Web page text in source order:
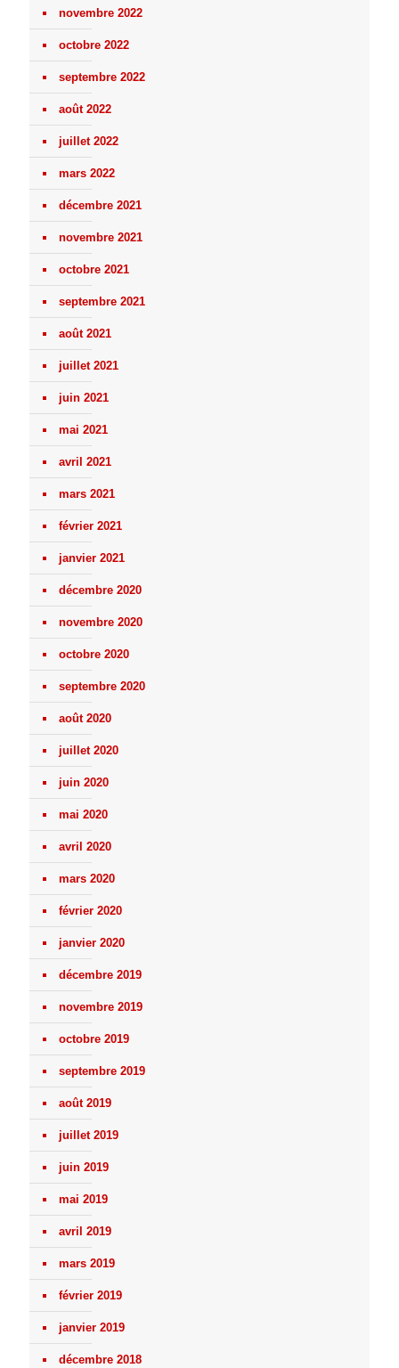
novembre 2022
octobre 2022
septembre 2022
août 2022
juillet 2022
mars 2022
décembre 2021
novembre 2021
octobre 2021
septembre 2021
août 2021
juillet 2021
juin 2021
mai 2021
avril 2021
mars 2021
février 2021
janvier 2021
décembre 2020
novembre 2020
octobre 2020
septembre 2020
août 2020
juillet 2020
juin 2020
mai 2020
avril 2020
mars 2020
février 2020
janvier 2020
décembre 2019
novembre 2019
octobre 2019
septembre 2019
août 2019
juillet 2019
juin 2019
mai 2019
avril 2019
mars 2019
février 2019
janvier 2019
décembre 2018